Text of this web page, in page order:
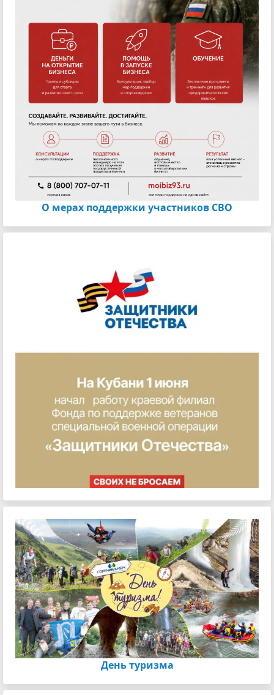
О мерах поддержки участников СВО
День туризма